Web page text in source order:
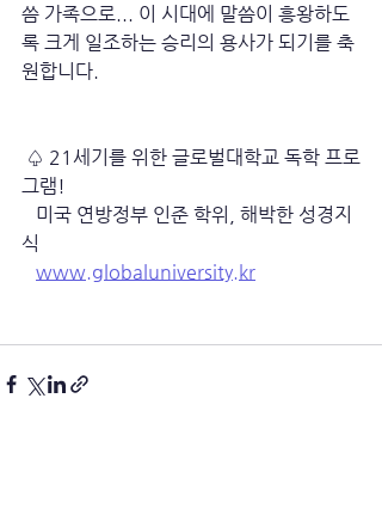
씀 가족으로... 이 시대에 말씀이 흥왕하도
록 크게 일조하는 승리의 용사가 되기를 축
원합니다.
그램!
식
www.globaluniversity.kr